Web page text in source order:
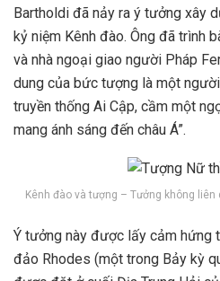
Bartholdi đã nảy ra ý tưởng xây
kỷ niệm Kênh đào. Ông đã trình
và nhà ngoại giao người Pháp
dung của bức tượng là một
truyền thống Ai Cập, cầm một
mang ánh sáng đến châu Á”.
Kênh đào và tượng – Tưởng không
Ý tưởng này được lấy cảm hứng
đảo Rhodes (một trong Bảy kỳ